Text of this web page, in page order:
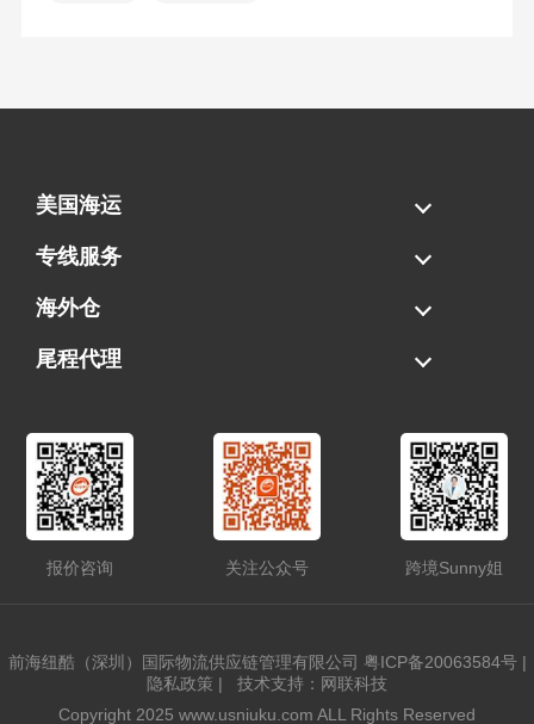
美国海运
海运拼柜
海运整柜
美国海卡
加拿大海运
专线服务
FBA专线直送
超大件专线
AWD专线
电池专线
海外仓
一件代发
FBA中转
贴标换标
拆柜/存储
尾程代理
报价咨询 关注公众号 跨境Sunny姐
前海纽酷（深圳）国际物流供应链管理有限公司 粤ICP备20063584号|
隐私政策 |
技术支持：网联科技
Copyright 2025 www.usniuku.com ALL Rights Reserved